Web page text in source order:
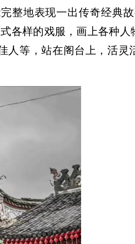
整地表现一出传奇经典
各样的戏服，画上各种
人等，站在阁台上，活灵